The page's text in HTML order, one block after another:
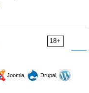
18+
Joomla,
Drupal,